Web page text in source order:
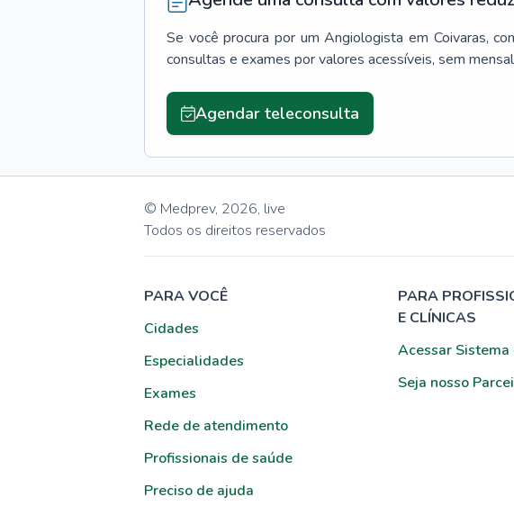
Se você procura por um Angiologista em Coivaras,
consultas e exames por valores acessíveis, sem
Agendar teleconsulta
© Medprev, 2026, live
Todos os direitos reservados
PARA VOCÊ
Cidades
Especialidades
Exames
Rede de atendimento
Profissionais de saúde
Preciso de ajuda
PARA
E CLÍNICAS
Acessar Sistema
Seja nosso